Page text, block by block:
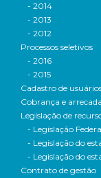
- 2014
- 2013
- 2012
Processos seletivos
- 2016
- 2015
Cadastro de
Cobrança e
Legislação de
- Legislação
- Legislação do
- Legislação do
Contrato de gestão